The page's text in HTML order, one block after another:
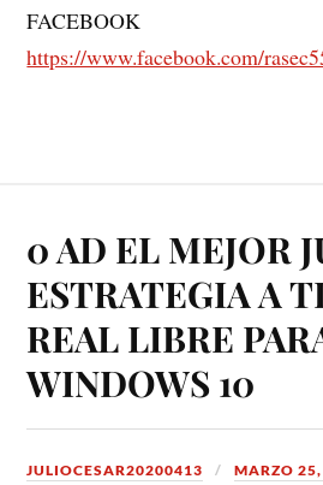
FACEBOOK
https://www.facebook.com/
0 AD EL MEJOR
ESTRATEGIA A
REAL LIBRE
WINDOWS 10
JULIOCESAR20200413 MARZO